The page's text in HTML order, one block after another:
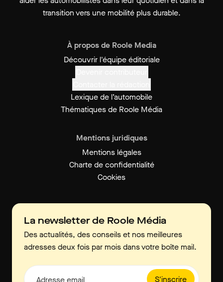
transition vers une mobilité plus durable.
À propos de Roole Media
Découvrir l'équipe éditoriale
Lexique de l’automobile
Thématiques de Roole Média
Mentions juridiques
Mentions légales
Charte de confidentialité
Cookies
La newsletter de Roole Média
Des actualités, des conseils et nos meilleures
adresses deux fois par mois dans votre boîte mail.
S'inscrire
Adresse email